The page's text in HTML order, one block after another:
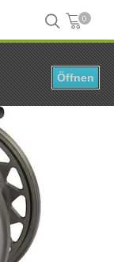
0
Angelrolle DAM Quick G-Fly 5/6 WF6+150 m 30 lb 1BB
Öffnen